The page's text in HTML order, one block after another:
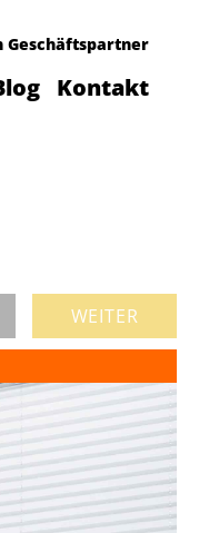
Geschäftspartner
Kontakt
WEITER